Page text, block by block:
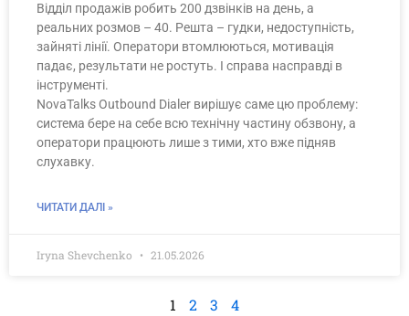
Відділ продажів робить 200 дзвінків на день, а
реальних розмов – 40. Решта – гудки, недоступність,
зайняті лінії. Оператори втомлюються, мотивація
падає, результати не ростуть. І справа насправді в
інструменті.
NovaTalks Outbound Dialer вирішує саме цю проблему:
система бере на себе всю технічну частину обзвону, а
оператори працюють лише з тими, хто вже підняв
слухавку.
ЧИТАТИ ДАЛІ »
Iryna Shevchenko 21.05.2026
1 2 3 4